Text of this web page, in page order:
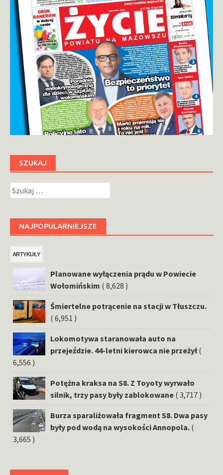
SZUKAJ
Szukaj:
NAJPOPULARNIEJSZE
ARTYKUŁY
Planowane wyłączenia prądu w Powiecie
Wołomińskim ( 8,628 )
Śmiertelne potrącenie na stacji w Tłuszczu.
( 6,951 )
Lokomotywa staranowała auto na
przejeździe. 44-letni kierowca nie przeżył (
6,556 )
Potężna kraksa na S8. Z Toyoty wyrwało
silnik, trzy pasy były zablokowane ( 3,717 )
Burza sparaliżowała fragment S8. Dwa pasy
były pod wodą na wysokości Annopola. (
3,665 )